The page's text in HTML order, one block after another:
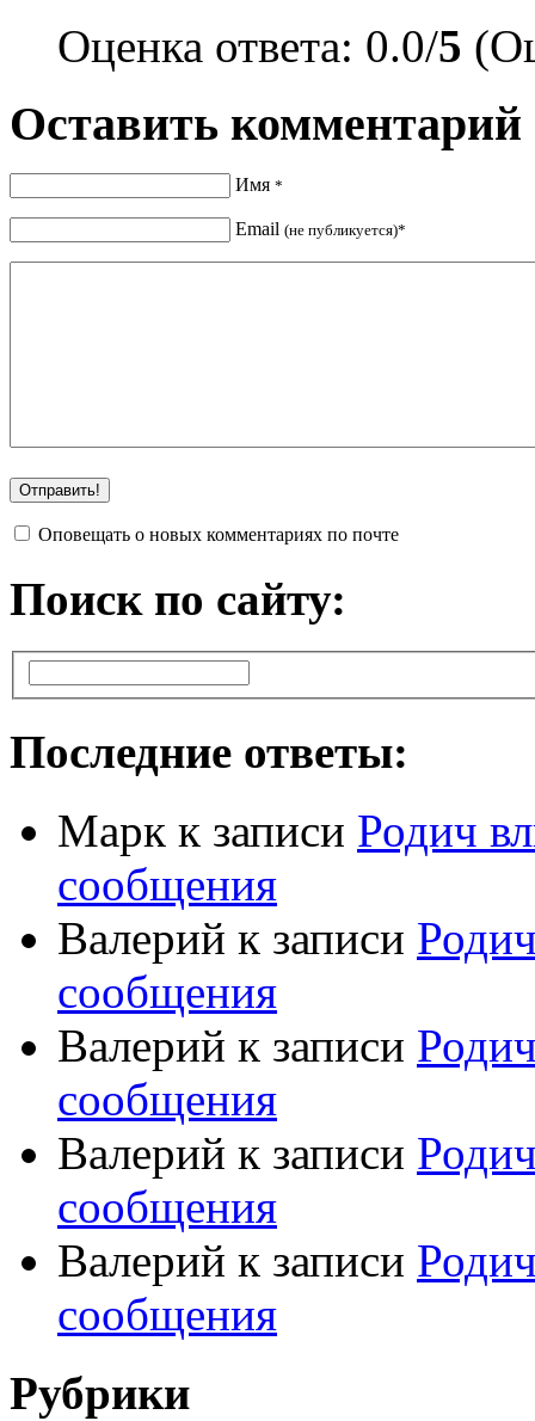
Оценка ответа: 0.0/5
Оставить комментарий
Имя *
Email (не публикуется)*
Оповещать о новых комментариях по почте
Поиск по сайту:
Последние ответы:
Марк к записи Родич
сообщения
Валерий к записи
сообщения
Валерий к записи
сообщения
Валерий к записи
сообщения
Валерий к записи
сообщения
Рубрики